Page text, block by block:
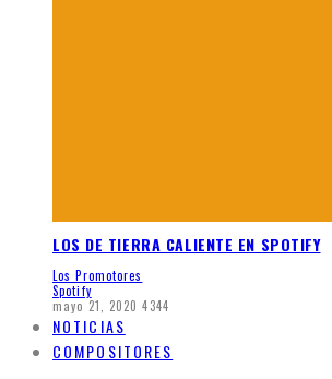
LOS DE TIERRA CALIENTE EN SPOTIFY
Los Promotores
Spotify
mayo 21, 2020 4344
NOTICIAS
COMPOSITORES